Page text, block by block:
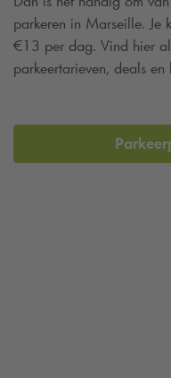
parkeren in Marseille. Je
€13 per dag. Vind hier
parkeertarieven, deals